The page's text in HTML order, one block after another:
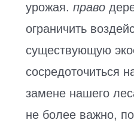
урожая. право
ограничить
существующую
сосредоточиться
замене нашего
не более важно,